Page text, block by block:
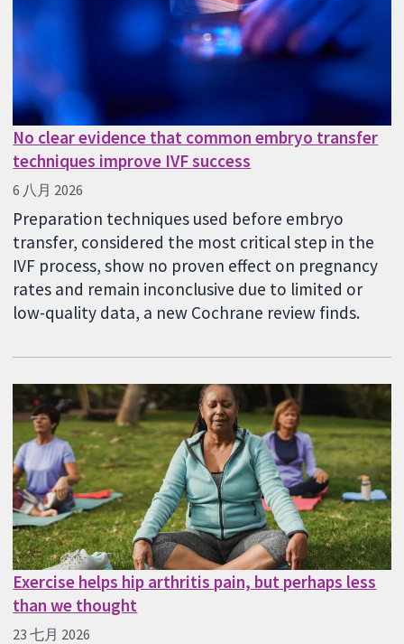
No clear evidence that common embryo transfer
techniques improve IVF success
6 八月 2026
Preparation techniques used before embryo
transfer, considered the most critical step in the
IVF process, show no proven effect on pregnancy
rates and remain inconclusive due to limited or
low-quality data, a new Cochrane review finds.
Exercise helps hip arthritis pain, but perhaps less
than we thought
23 七月 2026